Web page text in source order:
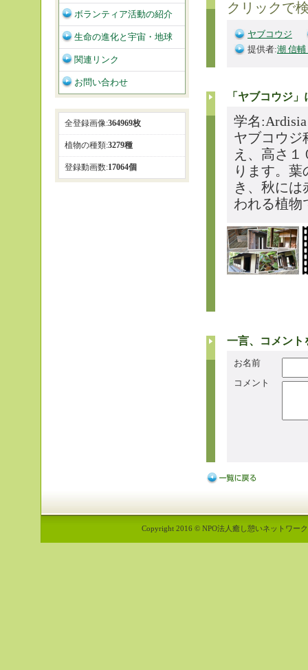
クリックで
ヤブコウジ
提供者:潮 信
「ヤブコウジ
学名
ヤブコウジ
え、高さ
ります。
き、秋に
われる植物
一言、コメント
お名前
コメント
ボランティア活動の紹介
生命の進化と宇宙・地球
関連リンク
お問い合わせ
全登録画像:364969枚
植物の種類:3279種
登録動画数:17064個
Copyright 2016 © NPO法人癒し憩いネットワー